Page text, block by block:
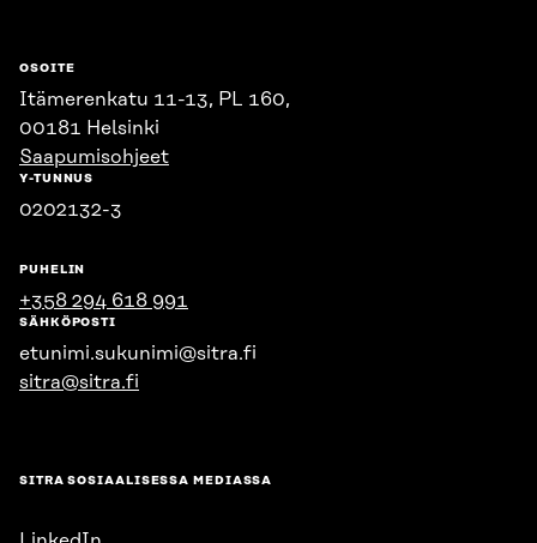
OSOITE
Itämerenkatu 11-13, PL 160,
00181 Helsinki
Saapumisohjeet
Y-TUNNUS
0202132-3
PUHELIN
+358 294 618 991
SÄHKÖPOSTI
etunimi.sukunimi@sitra.fi
sitra@sitra.fi
SITRA SOSIAALISESSA MEDIASSA